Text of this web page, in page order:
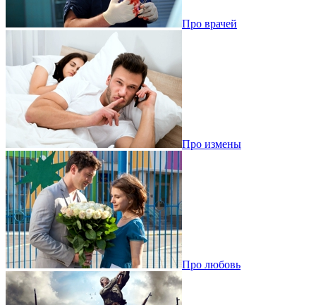
Про врачей
Про измены
Про любовь